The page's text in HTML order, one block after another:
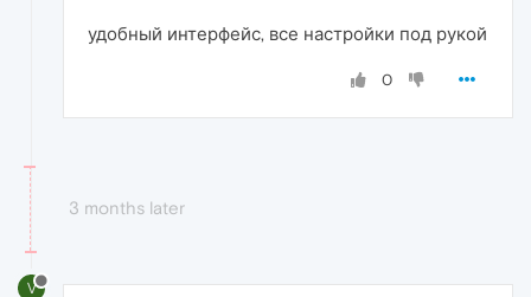
удобный интерфейс, все настройки под рукой
0
3 months later
V